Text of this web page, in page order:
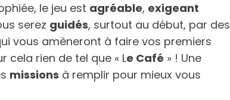
le jeu est agréable, exigeant
serez guidés, surtout au début, par des
vous amèneront à faire vos premiers
cela rien de tel que « Le Café » ! Une
missions à remplir pour mieux vous